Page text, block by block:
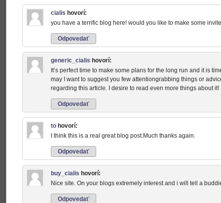
cialis hovorí:
you have a terrific blog here! would you like to make some
Odpovedať
generic_cialis hovorí:
It’s perfect time to make some plans for the long run and it is
may I want to suggest you few attentiongrabbing things or
regarding this article. I desire to read even more things about it!
Odpovedať
to hovorí:
I think this is a real great blog post.Much thanks again.
Odpovedať
buy_cialis hovorí:
Nice site. On your blogs extremely interest and i will tell a
Odpovedať